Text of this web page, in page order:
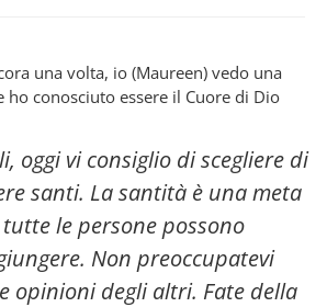
una volta, io (Maureen) vedo una
ho conosciuto essere il Cuore di Dio
oggi vi consiglio di scegliere di
santi. La santità è una meta
tutte le persone possono
Non preoccupatevi
opinioni degli altri. Fate della